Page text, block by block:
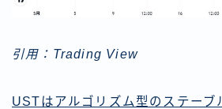
引用：Trading View
USTはアルゴリズム型のステーブ